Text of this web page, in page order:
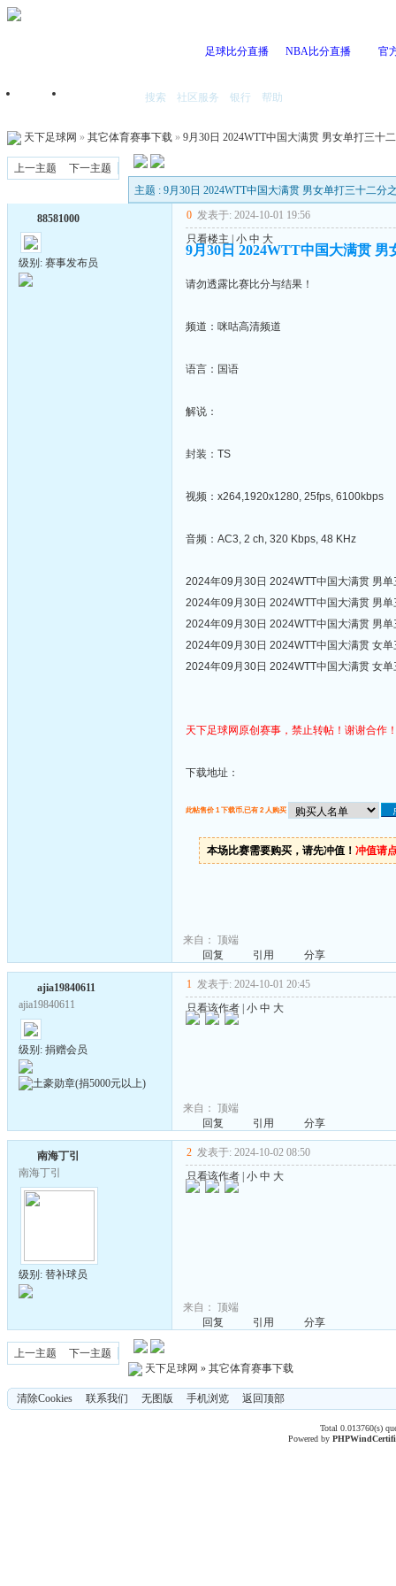
足球比分直播 NBA比分直播 官
首页 搜索 社区服务 银行 帮助
天下足球网 » 其它体育赛事下载 » 9月30日 2024WTT中国大满贯 男女单打三十
上一主题
下一主题
主题 : 9月30日 2024WTT中国大满贯 男女单打三十二分
88581000
级别: 赛事发布员
0 发表于: 2024-10-01 19:56
只看楼主
小 中 大
9月30日 2024WTT中国大满贯 男
请勿透露比赛比分与结果！
频道：咪咕高清频道
语言：国语
解说：
封装：TS
视频：x264,1920x1280, 25fps, 6100kbps
音频：AC3, 2 ch, 320 Kbps, 48 KHz
2024年09月30日 2024WTT中国大满贯 男
2024年09月30日 2024WTT中国大满贯 男
2024年09月30日 2024WTT中国大满贯 男
2024年09月30日 2024WTT中国大满贯 女
2024年09月30日 2024WTT中国大满贯 女
天下足球网原创赛事，禁止转帖！谢谢合作
下载地址：
此帖售价 1 下载币,已有 2 人购买
本场比赛需要购买，请先冲值！ 冲值请
来自： 顶端
回复
引用 分享
ajia19840611
ajia19840611
级别: 捐赠会员
1 发表于: 2024-10-01 20:45
只看该作者 小 中 大
来自： 顶端
回复
引用 分享
南海丁引
南海丁引
级别: 替补球员
2 发表于: 2024-10-02 08:50
只看该作者 小 中 大
来自： 顶端
回复
引用 分享
上一主题
下一主题
天下足球网 » 其它体育赛事下载
清除Cookies 联系我们 无图版 手机浏览 返回顶部
Total 0.013760(s)
Powered byPHPWind